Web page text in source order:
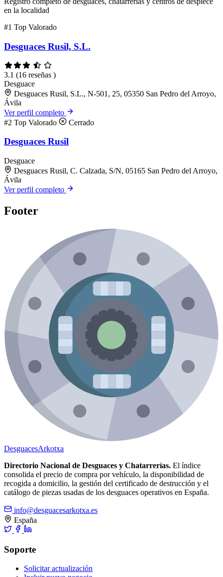
en la localidad
#1 Top Valorado
Desguaces Rusil, S.L.
3.1 (16 reseñas )
Desguace
Desguaces Rusil, S.L., N-501, 25, 05350 San Pedro del Arroyo,
Ávila
Ver perfil completo
#2 Top Valorado Cerrado
Desguaces Rusil
Desguace
Desguaces Rusil, C. Calzada, S/N, 05165 San Pedro del Arroyo,
Ávila
Ver perfil completo
Footer
DesguacesArkotxa
Directorio Nacional de Desguaces y Chatarrerías. El índice
consolida el precio de compra por vehículo, la disponibilidad de
recogida a domicilio, la gestión del certificado de destrucción y el
catálogo de piezas usadas de los desguaces operativos en España.
info@desguacesarkotxa.es
España
Soporte
Solicitar actualización